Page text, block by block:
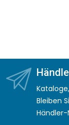
Bleiben
Händler-